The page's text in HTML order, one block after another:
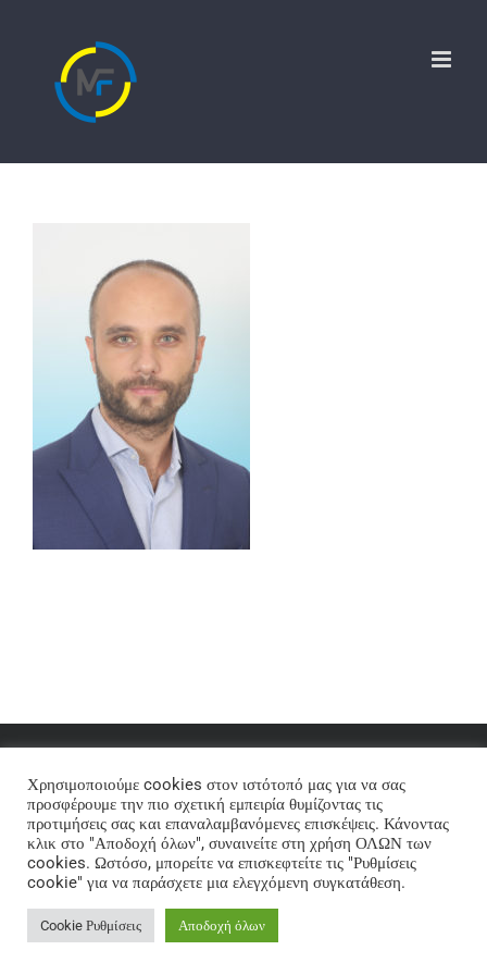
Rights Reserved | Powered byMprezas
Χρησιμοποιούμε cookies στον ιστότοπό μας για να σας
προσφέρουμε την πιο σχετική εμπειρία θυμίζοντας τις
προτιμήσεις σας και επαναλαμβανόμενες επισκέψεις. Κάνοντας
κλικ στο "Αποδοχή όλων", συναινείτε στη χρήση ΟΛΩΝ των
cookies. Ωστόσο, μπορείτε να επισκεφτείτε τις "Ρυθμίσεις
cookie" για να παράσχετε μια ελεγχόμενη συγκατάθεση.
Cookie Ρυθμίσεις Αποδοχή όλων